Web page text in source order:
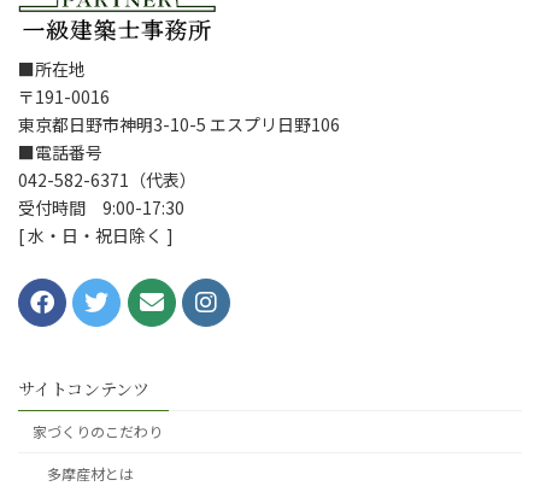
■所在地
〒191-0016
東京都日野市神明3-10-5 エスプリ日野106
■電話番号
042-582-6371（代表）
受付時間 9:00-17:30
[ 水・日・祝日除く ]
サイトコンテンツ
家づくりのこだわり
多摩産材とは